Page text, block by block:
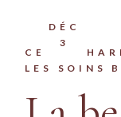
DÉC
3
LES SOINS